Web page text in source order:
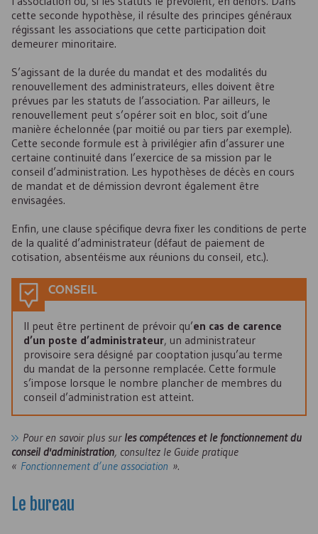
cette seconde hypothèse, il résulte des principes généraux
régissant les associations que cette participation doit
demeurer minoritaire.
S’agissant de la durée du mandat et des modalités du
renouvellement des administrateurs, elles doivent être
prévues par les statuts de l’association. Par ailleurs, le
renouvellement peut s’opérer soit en bloc, soit d’une
manière échelonnée (par moitié ou par tiers par exemple).
Cette seconde formule est à privilégier afin d’assurer une
certaine continuité dans l’exercice de sa mission par le
conseil d’administration. Les hypothèses de décès en cours
de mandat et de démission devront également être
envisagées.
Enfin, une clause spécifique devra fixer les conditions de perte
de la qualité d’administrateur (défaut de paiement de
cotisation, absentéisme aux réunions du conseil, etc.).
CONSEIL
Il peut être pertinent de prévoir qu’en cas de carence
d’un poste d’administrateur, un administrateur
provisoire sera désigné par cooptation jusqu’au terme
du mandat de la personne remplacée. Cette formule
s’impose lorsque le nombre plancher de membres du
conseil d’administration est atteint.
Pour en savoir plus sur les compétences et le fonctionnement du
conseil d'administration, consultez le Guide pratique
« Fonctionnement d’une association ».
Le bureau